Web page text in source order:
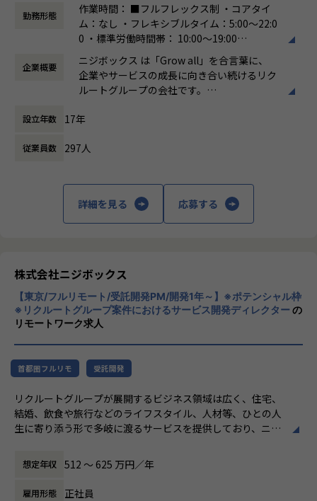
★ニジボックスでのワークスタイルが分かる、ブログ記事も
ご参照ください
メンバーや社内の雰囲気、自由に学べてスキルアップできる
環境を感じていただけたら
嬉しいです！
・【社員インタビュー】Wantedly...https://www.wantedly.c
・【メンバー執筆】Qiita...https://qiita.com/organization
・【オフィシャルブログ】…https://nijibox.jp/blog/
【業務の変更の範囲】
事業、ユーザー部門の担当者、プランナーと協業し、以下の
業務を担当いただきます。
＜企画・要件定義フェーズ＞
プロジェクトのQCDに責任を持ち、開発プロジェクトを推進
いただきます。
の整理
- エンジニアへの仕様説明
- ユーザーに向けてのコミュニケーション設計
- リリース後の様々なリスクへの対応計画
現場ではただ指示された業務を行うのではなく、プロジェク
トの目的をふまえKPIを達成するためにどのような施策を行
うべきか？施策を実施することで本当にKPIが達成できるの
か？といった、プロジェクトの上流からリリース後の効果測
て業務を経験することは、個人として今後のキャリアアップ
共有会や勉強会を通じてさらにスキルアップをしていくこと
ができる体制が整っています。
カンファレンス参加を会社負担でサポート。
さらに、業界の牽引者をメンターとして招いた講習など、ト
レンドのキャッチアップを見据えた取り組みも行なっていま
勤務形態
作業時間： ■フルフレックス制 ・コアタイ
ム：なし ・フレキシブルタイム：5:00～22:0
0 ・標準労働時間帯： 10:00～19:00
フルフレックス制
時間外労働の有無： 有（月平均5時間～10時
間）
休憩時間： 60分
企業概要
ニジボックス は「Grow all」を合言葉に、
企業やサービスの成長に向き合い続けるリク
ルートグループの会社です。
ングなどを通じて、お客様のビジネスに伴走
私たちはこの言葉を企業のVisionとしていま
す。
とらえること。
期待を大きく超える新たな価値を共に創り出
すこと。皆さまがサービスの成長を志したと
きに、
真っ先にニジボックスを思い浮かべていただ
けることを目指しています。
設立年数 17年
従業員数 297人
詳細を見る 応募する
株式会社ニジボックス
【東京/フルリモート/受託開発PM/開発1年～】※ポテンシャル枠
※リクルートグループ案件におけるサービス開発ディレクターの
リモートワーク求人
首都圏フルリモ 受託開発
リクルートグループが展開するビジネス領域は広く、住宅、
結婚、飲食や旅行などのライフスタイル、人材等、ひとの人
生に寄り添う形で多岐に渡るサービスを提供しており、ニジ
ットペッパー、じゃらん、リクナビなどの国内最大級のメデ
ィアの開発ディレクションに従事する、開発ディレクターを
募集しています。
想定年収 512 〜 625 万円／年
雇用形態 正社員